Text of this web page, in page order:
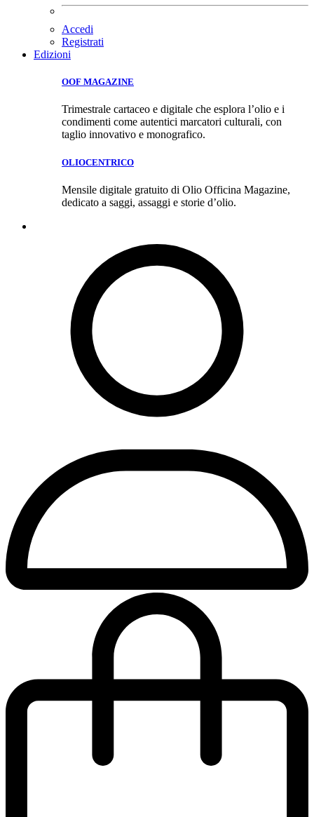
Accedi
Registrati
Edizioni
OOF MAGAZINE
Trimestrale cartaceo e digitale che esplora l’olio e i
condimenti come autentici marcatori culturali, con
taglio innovativo e monografico.
OLIOCENTRICO
Mensile digitale gratuito di Olio Officina Magazine,
dedicato a saggi, assaggi e storie d’olio.